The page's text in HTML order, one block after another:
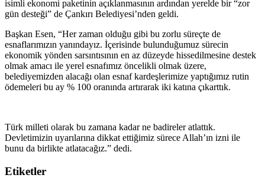
isimli ekonomi paketinin açıklanmasının ardından yerelde bir “zor
gün desteği” de Çankırı Belediyesi’nden geldi.
Başkan Esen, “Her zaman olduğu gibi bu zorlu süreçte de
esnaflarımızın yanındayız. İçerisinde bulunduğumuz sürecin
ekonomik yönden sarsıntısının en az düzeyde hissedilmesine destek
olmak amacı ile yerel esnafımız öncelikli olmak üzere,
belediyemizden alacağı olan esnaf kardeşlerimize yaptığımız rutin
ödemeleri bu ay % 100 oranında artırarak iki katına çıkarttık.
Türk milleti olarak bu zamana kadar ne badireler atlattık.
Devletimizin uyarılarına dikkat ettiğimiz sürece Allah’ın izni ile
bunu da birlikte atlatacağız.” dedi.
Etiketler